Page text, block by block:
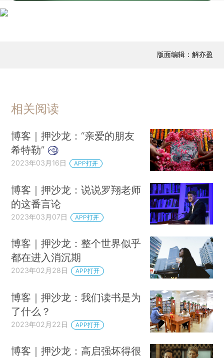
版面编辑：解亦盈
相关阅读
博客｜押沙龙：“亲爱的朋友
希特勒”
2023年03月16日 APP打开
博客｜押沙龙：说说罗翔老师
的这番言论
2023年03月07日 APP打开
博客｜押沙龙：整个世界似乎
都在进入消沉期
2023年02月28日 APP打开
博客｜押沙龙：我们读书是为
了什么？
2023年02月22日 APP打开
博客｜押沙龙：高启强坏得很